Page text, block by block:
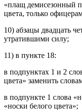
«плащ демисезонный
цвета, только
10) абзацы двадцать
утратившими силу;
11) в пункте 18:
в подпунктах 1 и 2
цвета» заменить
в подпункте 1 слова
«носки белого цвета»;